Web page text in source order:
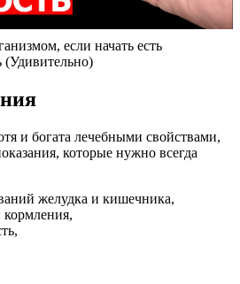
если начать есть
и богата лечебными свойствами,
которые нужно всегда
желудка и кишечника,